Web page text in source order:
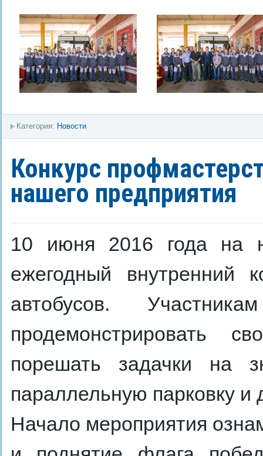
Категория: Новости
Конкурс
нашего предприятия
10 июня 2016 года на
ежегодный внутренний
автобусов.
продемонстрировать
порешать задачки на
параллельную парковку и
Начало мероприятия